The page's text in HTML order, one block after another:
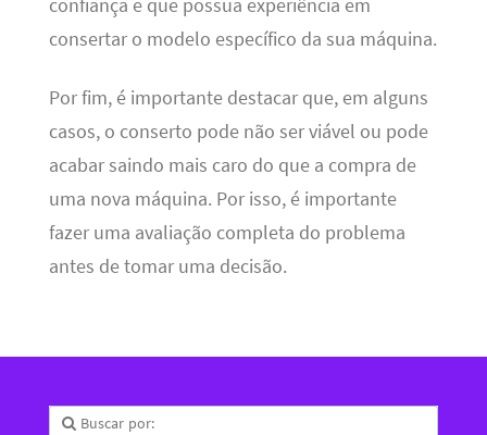
confiança e que possua experiência em
consertar o modelo específico da sua máquina.
Por fim, é importante destacar que, em alguns
casos, o conserto pode não ser viável ou pode
acabar saindo mais caro do que a compra de
uma nova máquina. Por isso, é importante
fazer uma avaliação completa do problema
antes de tomar uma decisão.